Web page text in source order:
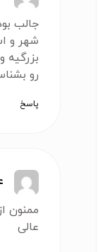
جالب
شهر و
بزرگیه
رو
پاسخ
ممنون
عالی